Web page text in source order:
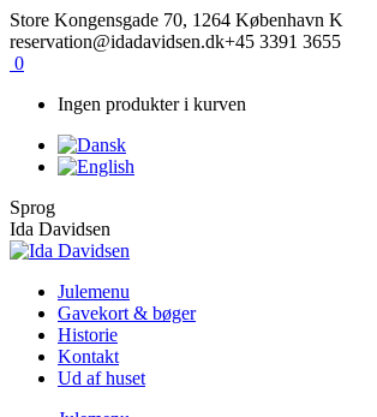
Skip
to
content
Facebook
Instagram
Store Kongensgade 70, 1264 København K
reservation@idadavidsen.dk+45 3391 3655
0
Ingen produkter i kurven
Sprog
Ida Davidsen
Julemenu
Gavekort & bøger
Historie
Kontakt
Ud af huset